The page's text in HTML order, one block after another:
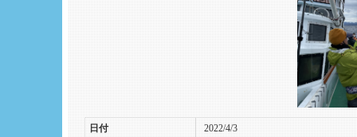
日付
2022/4/3